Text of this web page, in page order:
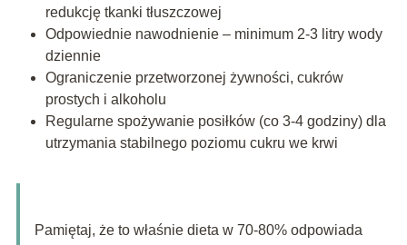
redukcję tkanki tłuszczowej
Odpowiednie nawodnienie – minimum 2-3 litry wody
dziennie
Ograniczenie przetworzonej żywności, cukrów
prostych i alkoholu
Regularne spożywanie posiłków (co 3-4 godziny) dla
utrzymania stabilnego poziomu cukru we krwi
Pamiętaj, że to właśnie dieta w 70-80% odpowiada